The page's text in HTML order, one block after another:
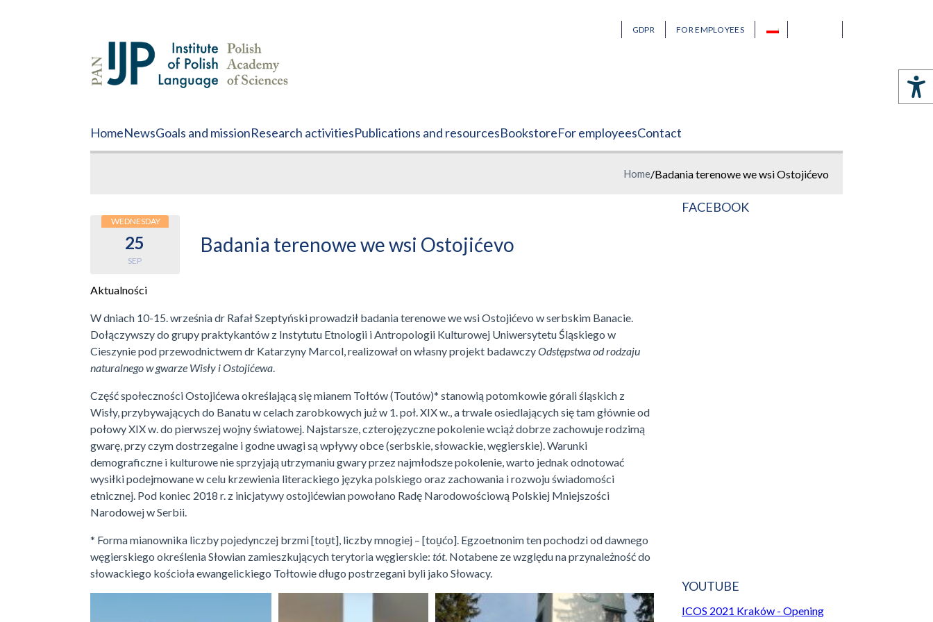
GDPR FOR EMPLOYEES
HomeNewsGoals and missionResearch activitiesPublications and resourcesBookstoreFor employeesContact
Home/Badania terenowe we wsi Ostojićevo
WEDNESDAY
25
SEP
Badania terenowe we wsi Ostojićevo
Aktualności
W dniach 10-15. września dr Rafał Szeptyński prowadził badania terenowe we wsi Ostojićevo w serbskim Banacie.
Dołączywszy do grupy praktykantów z Instytutu Etnologii i Antropologii Kulturowej Uniwersytetu Śląskiego w
Cieszynie pod przewodnictwem dr Katarzyny Marcol, realizował on własny projekt badawczyOdstępstwa od rodzaju
naturalnego w gwarze Wisły i Ostojićewa.
Część społeczności Ostojićewa określającą się mianem Tołtów (Toutów)* stanowią potomkowie górali śląskich z
Wisły, przybywających do Banatu w celach zarobkowych już w 1. poł. XIX w., a trwale osiedlających się tam głównie od
połowy XIX w. do pierwszej wojny światowej. Najstarsze, czterojęzyczne pokolenie wciąż dobrze zachowuje rodzimą
gwarę, przy czym dostrzegalne i godne uwagi są wpływy obce (serbskie, słowackie, węgierskie). Warunki
demograficzne i kulturowe nie sprzyjają utrzymaniu gwary przez najmłodsze pokolenie, warto jednak odnotować
wysiłki podejmowane w celu krzewienia literackiego języka polskiego oraz zachowania i rozwoju świadomości
etnicznej. Pod koniec 2018 r. z inicjatywy ostojićewian powołano Radę Narodowościową Polskiej Mniejszości
Narodowej w Serbii.
* Forma mianownika liczby pojedynczej brzmi [tou̯t], liczby mnogiej – [tou̯ćo]. Egzoetnonim ten pochodzi od dawnego
węgierskiego określenia Słowian zamieszkujących terytoria węgierskie: tót. Notabene ze względu na przynależność do
słowackiego kościoła ewangelickiego Tołtowie długo postrzegani byli jako Słowacy.
FACEBOOK
YOUTUBE
ICOS 2021 Kraków - Opening